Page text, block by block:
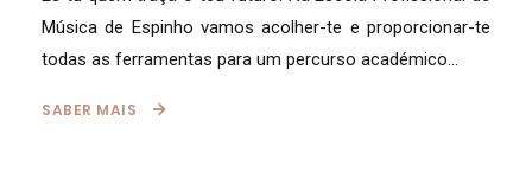
Música de Espinho vamos acolher-te e proporcionar-te
todas as ferramentas para um percurso académico...
SABER MAIS